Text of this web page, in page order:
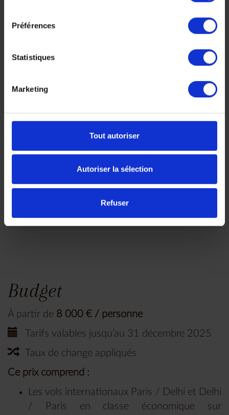
Préférences
Statistiques
Marketing
Tout autoriser
Autoriser la sélection
Refuser
E
Budget
À partir de 8 000 € / personne
Tarifs valables jusqu’au 31 décembre 2025
Taux de change appliqués
Ce prix comprend :
Les vols internationaux Paris / Delhi et Delhi
/ Paris en classe économique sur